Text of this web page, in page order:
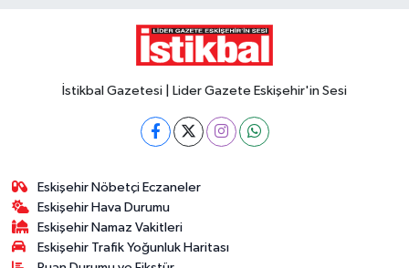
İstikbal Gazetesi | Lider Gazete Eskişehir'in Sesi
Eskişehir Nöbetçi Eczaneler
Eskişehir Hava Durumu
Eskişehir Namaz Vakitleri
Eskişehir Trafik Yoğunluk Haritası